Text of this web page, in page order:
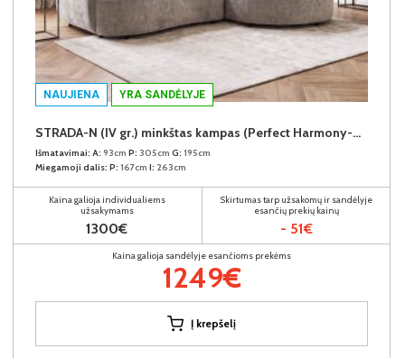
NAUJIENA YRA SANDĖLYJE
STRADA-N (IV gr.) minkštas kampas (Perfect Harmony-04) D
Išmatavimai: A: 93cm P: 305cm G: 195cm
Miegamoji dalis: P: 167cm I: 263cm
Kaina galioja individualiems
užsakymams
1300€
Skirtumas tarp užsakomų ir sandėlyje
esančių prekių kainų
- 51€
Kaina galioja sandėlyje esančioms prekėms
1249€
Į krepšelį